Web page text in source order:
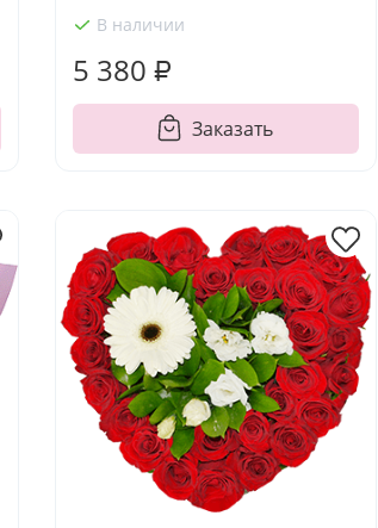
В наличии
5 380 ₽
Заказать